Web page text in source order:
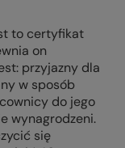
to certyfikat
on
przyjazny dla
w sposób
do jego
wynagrodzeni.
się